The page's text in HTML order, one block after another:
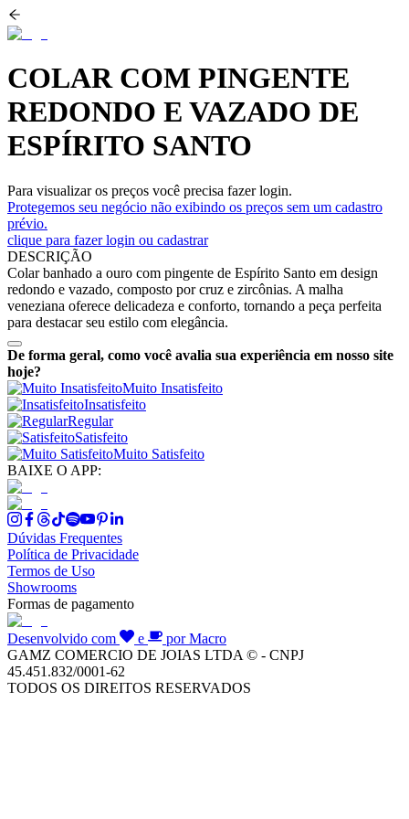
COLAR COM PINGENTE
REDONDO E VAZADO DE
ESPÍRITO SANTO
Para visualizar os preços você precisa fazer login.
Protegemos seu negócio não exibindo os preços sem um cadastro
prévio.
clique para fazer login ou cadastrar
DESCRIÇÃO
Colar banhado a ouro com pingente de Espírito Santo em design
redondo e vazado, composto por cruz e zircônias. A malha
veneziana oferece delicadeza e conforto, tornando a peça perfeita
para destacar seu estilo com elegância.
De forma geral, como você avalia sua experiência em nosso site
hoje?
Muito Insatisfeito
Insatisfeito
Regular
Satisfeito
Muito Satisfeito
BAIXE O APP:
Dúvidas Frequentes
Política de Privacidade
Termos de Uso
Showrooms
Formas de pagamento
Desenvolvido com e
por Macro
GAMZ COMERCIO DE JOIAS LTDA © - CNPJ
45.451.832/0001-62
TODOS OS DIREITOS RESERVADOS